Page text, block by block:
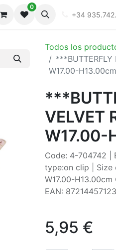
0
+34
Todos los
***BUTTERFLY
W17.00-H13.00cm
VELVET
W17.00-
Code: 4-704742 |
type:on clip |
W17.00-
EAN:
5,95 €